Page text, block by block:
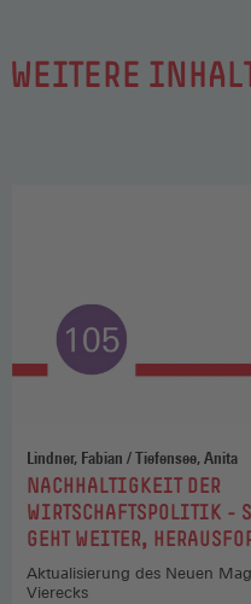
WEITERE
Lindner, Fabian / Tiefensee, Anita
:NACHHALTIGKEIT DER
WIRTSCHAFTSPOLITIK -
GEHT WEITER,
STEIGEN
Aktualisierung des Neuen
Vierecks